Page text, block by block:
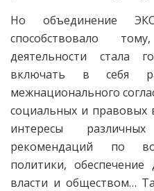
Но объединение
способствовало
деятельности стала
включать в себя
межнационального
социальных и правовых
интересы
рекомендаций по
политики,
власти и обществом…